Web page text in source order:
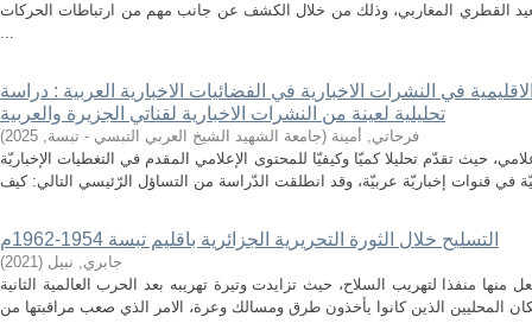
القطري المغاربي، وذلك من خلال الكشف عن جانب مهم من ارتباطات الحركات
...
في النشرات الاخبارية في الفضائيات الاخبارية العربية : دراسة
تحليلية لعينة من النشرات الاخبارية لقناتي الجزيرة والعربية
فرحاتي, أمينة (جامعة الشهيد الشيخ العربي التبسي - تبسة,
2025
)
حيث تقدّم تحليلا كميّا وكيفيّا للمحتوى الإعلامي المقدم في التغطيات الإخباريّة
التسليح خلال الثورة التحريرية الجزائرية باقليم تبسة 1954-1962م
جابري, نبيل (
2021
)
منفذا لتهريب السلاح، حيث تزايدت وتيرة تهريبه بعد الحرب العالمية الثانية